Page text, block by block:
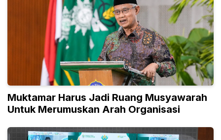
Muktamar Harus Jadi Ruang Musyawarah
Untuk Merumuskan Arah Organisasi